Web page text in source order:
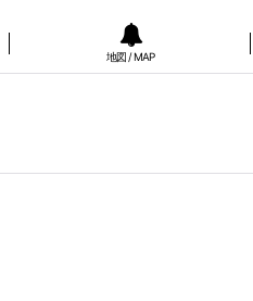
地図 / MAP